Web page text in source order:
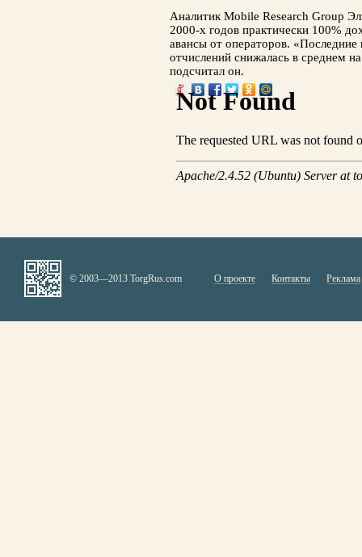
Аналитик Mobile Research Group
2000-х годов практически 100%
авансы от операторов. «Последние
отчислений снижалась в среднем
подсчитал он.
© 2003—2013 TorgRus.com О проекте Контакты Реклама